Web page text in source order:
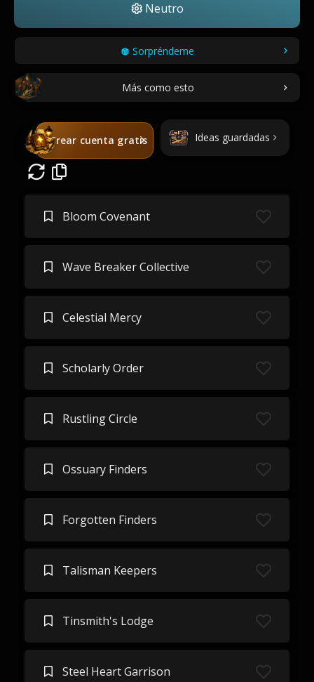
Neutro
Sorpréndeme
Más como esto
Crear cuenta gratis Ideas guardadas
Bloom Covenant
Wave Breaker Collective
Celestial Mercy
Scholarly Order
Rustling Circle
Ossuary Finders
Forgotten Finders
Talisman Keepers
Tinsmith's Lodge
Steel Heart Garrison